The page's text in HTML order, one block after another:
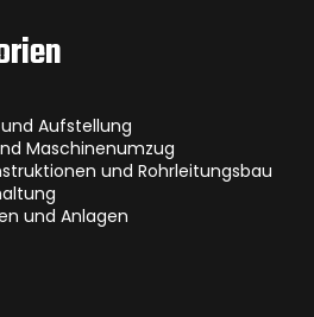
Aufstellung
Maschinenumzug
und Rohrleitungsbau
und Anlagen